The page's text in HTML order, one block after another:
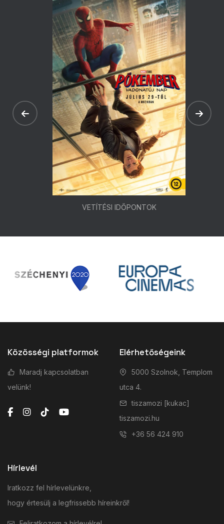
VETÍTÉSI IDŐPONTOK
Közösségi platformok
Maradj kapcsolatban
velünk!
Elérhetőségeink
5000 Szolnok, Templom
utca 4.
tiszamozi [kukac]
tiszamozi.hu
+36 56 424 910
Hírlevél
Iratkozz fel hírlevelünkre,
hogy értesülj a legfrissebb híreinkről!